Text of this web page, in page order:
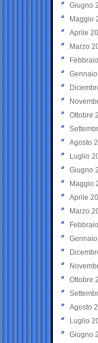
Giugno
Maggio
Aprile
Marzo
Ottobre
Agosto
Luglio
Giugno
Maggio
Aprile
Marzo
Ottobre
Agosto
Luglio
Giugno